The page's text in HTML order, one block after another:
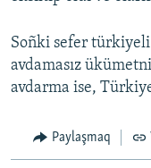
Soñki sefer türkiyeli
avdamasız
avdarma ise,
Paylaşmaq